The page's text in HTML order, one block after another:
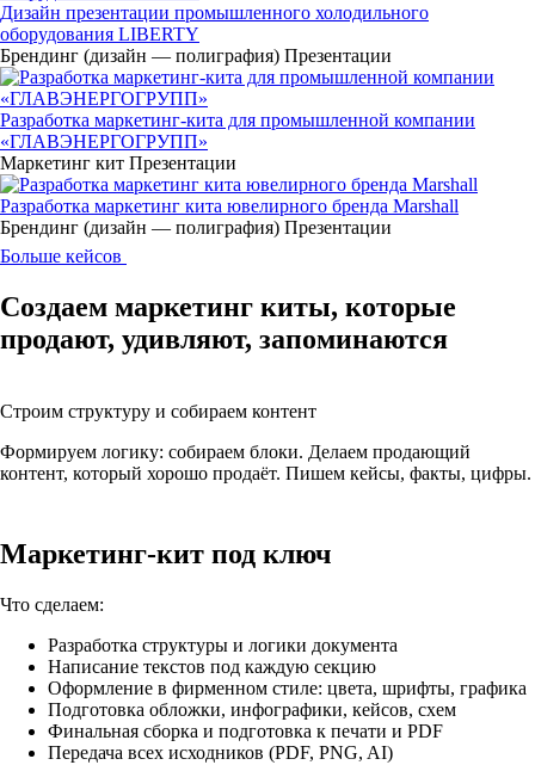
Дизайн презентации промышленного холодильного
оборудования LIBERTY
Брендинг (дизайн — полиграфия) Презентации
Разработка маркетинг-кита для промышленной компании
«ГЛАВЭНЕРГОГРУПП»
Маркетинг кит Презентации
Разработка маркетинг кита ювелирного бренда Marshall
Брендинг (дизайн — полиграфия) Презентации
Больше кейсов
Создаем маркетинг киты, которые
продают, удивляют, запоминаются
Строим структуру и собираем контент
Формируем логику: собираем блоки. Делаем продающий
контент, который хорошо продаёт. Пишем кейсы, факты, цифры.
Маркетинг-кит под ключ
Что сделаем:
Разработка структуры и логики документа
Написание текстов под каждую секцию
Оформление в фирменном стиле: цвета, шрифты, графика
Подготовка обложки, инфографики, кейсов, схем
Финальная сборка и подготовка к печати и PDF
Передача всех исходников (PDF, PNG, AI)